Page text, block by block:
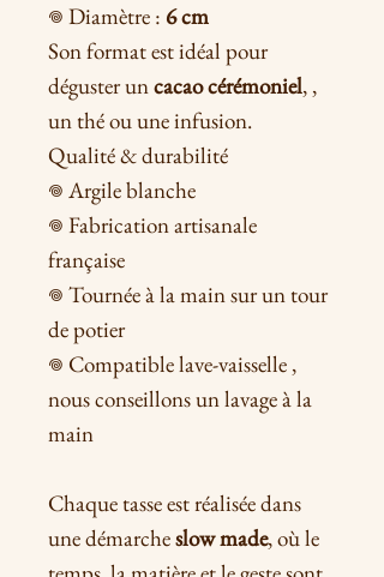
𖦹 Diamètre : 6 cm
Son format est idéal pour
déguster uncacao cérémoniel, ,
un thé ou une infusion.
Qualité & durabilité
𖦹 Argile blanche
𖦹 Fabrication artisanale
française
𖦹 Tournée à la main sur un tour
de potier
𖦹 Compatible lave-vaisselle ,
nous conseillons un lavage à la
main
Chaque tasse est réalisée dans
une démarcheslow made, où le